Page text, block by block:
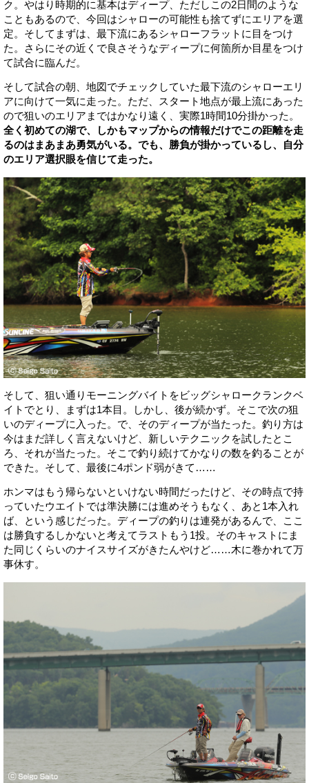
ク。やはり時期的に基本はディープ、ただしこの2日間のような
こともあるので、今回はシャローの可能性も捨てずにエリアを選
定。そしてまずは、最下流にあるシャローフラットに目をつけ
た。さらにその近くで良さそうなディープに何箇所か目星をつけ
て試合に臨んだ。
そして試合の朝、地図でチェックしていた最下流のシャローエリ
アに向けて一気に走った。ただ、スタート地点が最上流にあった
ので狙いのエリアまではかなり遠く、実際1時間10分掛かった。
全く初めての湖で、しかもマップからの情報だけでこの距離を走
るのはまあまあ勇気がいる。でも、勝負が掛かっているし、自分
のエリア選択眼を信じて走った。
そして、狙い通りモーニングバイトをビッグシャロークランクベ
イトでとり、まずは1本目。しかし、後が続かず。そこで次の狙
いのディープに入った。で、そのディープが当たった。釣り方は
今はまだ詳しく言えないけど、新しいテクニックを試したとこ
ろ、それが当たった。そこで釣り続けてかなりの数を釣ることが
できた。そして、最後に4ポンド弱がきて……
ホンマはもう帰らないといけない時間だったけど、その時点で持
っていたウエイトでは準決勝には進めそうもなく、あと1本入れ
ば、という感じだった。ディープの釣りは連発があるんで、ここ
は勝負するしかないと考えてラストもう1投。そのキャストにま
た同じくらいのナイスサイズがきたんやけど……木に巻かれて万
事休す。